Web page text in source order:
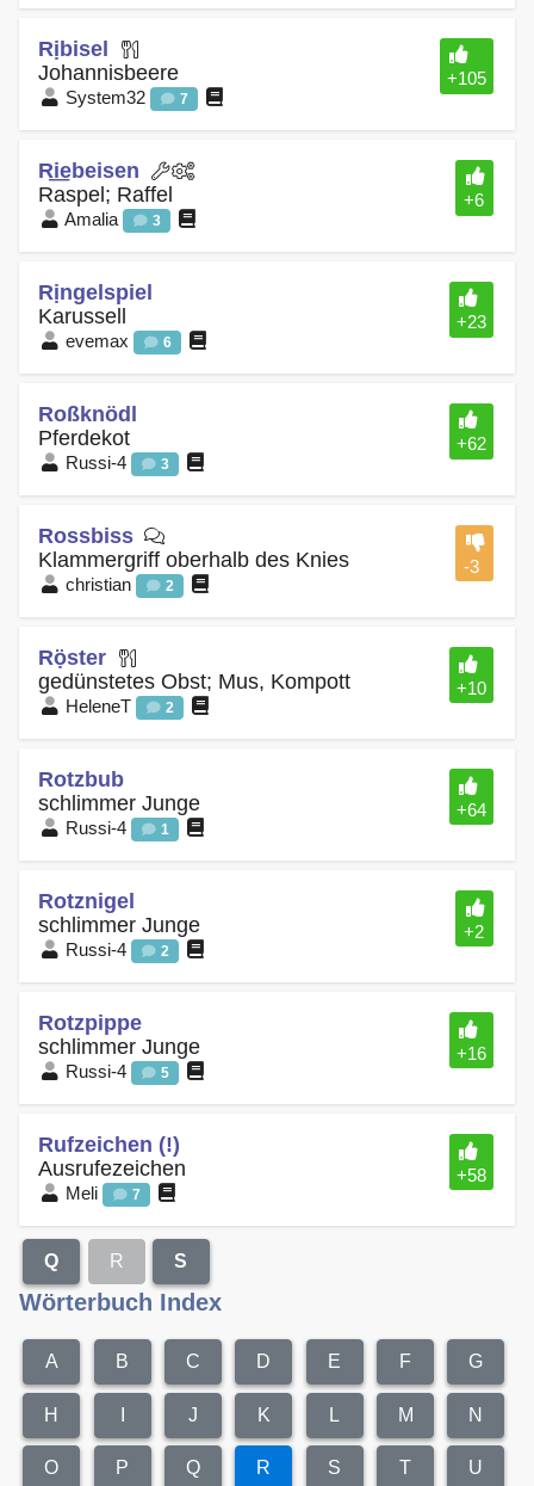
+105
Rịbisel
Johannisbeere
System32 7
+6
Ri͟ebeisen
Raspel; Raffel
Amalia 3
+23
Rịngelspiel
Karussell
evemax 6
+62
Roßknödl
Pferdekot
Russi-4 3
-3
Rossbiss
Klammergriff oberhalb des Knies
christian 2
+10
Rọ̈ster
gedünstetes Obst; Mus, Kompott
HeleneT 2
+64
Rotzbub
schlimmer Junge
Russi-4 1
+2
Rotznigel
schlimmer Junge
Russi-4 2
+16
Rotzpippe
schlimmer Junge
Russi-4 5
+58
Rufzeichen (!)
Ausrufezeichen
Meli 7
Q R S
Wörterbuch Index
A B C D E F G
H J K L M N
O P Q R S T U